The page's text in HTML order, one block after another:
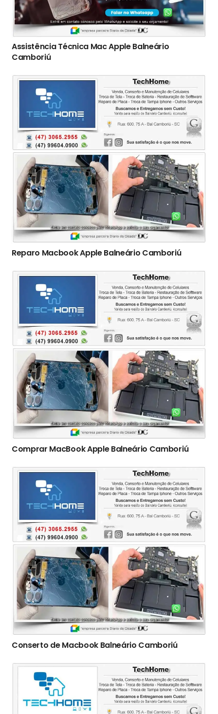
Assistência Técnica Mac Apple Balneário
Camboriú
Reparo Macbook Apple Balneário Camboriú
Comprar MacBook Apple Balneário Camboriú
Conserto de Macbook Balneário Camboriú